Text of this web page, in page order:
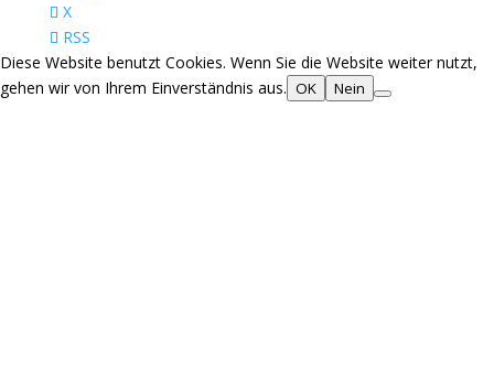
X
RSS
Diese Website benutzt Cookies. Wenn Sie die Website weiter nutzt,
gehen wir von Ihrem Einverständnis aus. OK Nein